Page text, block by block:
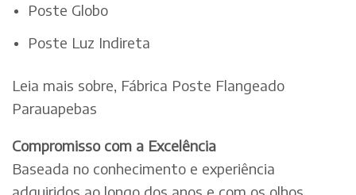
Poste Globo
Poste Luz Indireta
Leia mais sobre, Fábrica Poste Flangeado
Parauapebas
Compromisso com a Excelência
Baseada no conhecimento e experiência